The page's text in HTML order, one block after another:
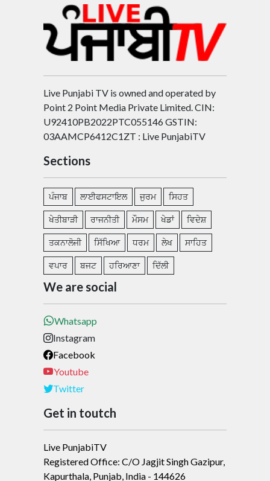
Live Punjabi TV is owned and operated by
Point 2 Point Media Private Limited. CIN:
U92410PB2022PTC055146 GSTIN:
03AAMCP6412C1ZT : Live PunjabiTV
Sections
ਪੰਜਾਬ ਲਾਈਫਸਟਾਇਲ ਜੁਰਮ ਸਿਹਤ
ਖੇਤੀਬਾੜੀ ਰਾਜਨੀਤੀ ਮੌਸਮ ਖੇਡਾਂ ਵਿਦੇਸ਼
ਤਕਨਾਲੋਜੀ ਸਿੱਖਿਆ ਧਰਮ ਲੇਖ ਸਾਹਿਤ
ਵਪਾਰ ਬਜਟ ਹਰਿਆਣਾ ਦਿੱਲੀ
We are social
Whatsapp
Instagram
Facebook
Youtube
Twitter
Get in toutch
Live PunjabiTV
Registered Office: C/O Jagjit Singh Gazipur,
Kapurthala, Punjab, India - 144626